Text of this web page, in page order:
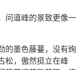
问道峰的景致更像一
的墨色藤蔓，没有绚
松，傲然挺立在峰